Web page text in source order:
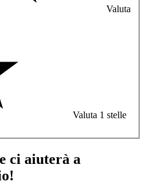
Valuta
Valuta 1 stelle
ci aiuterà a